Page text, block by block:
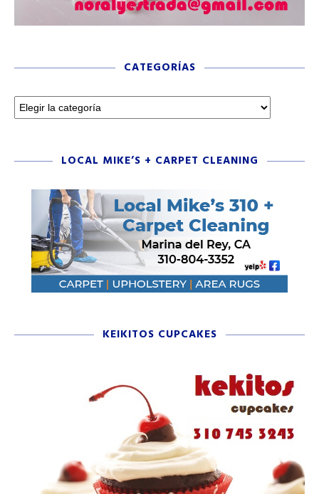
CATEGORÍAS
LOCAL MIKE’S + CARPET CLEANING
KEIKITOS CUPCAKES